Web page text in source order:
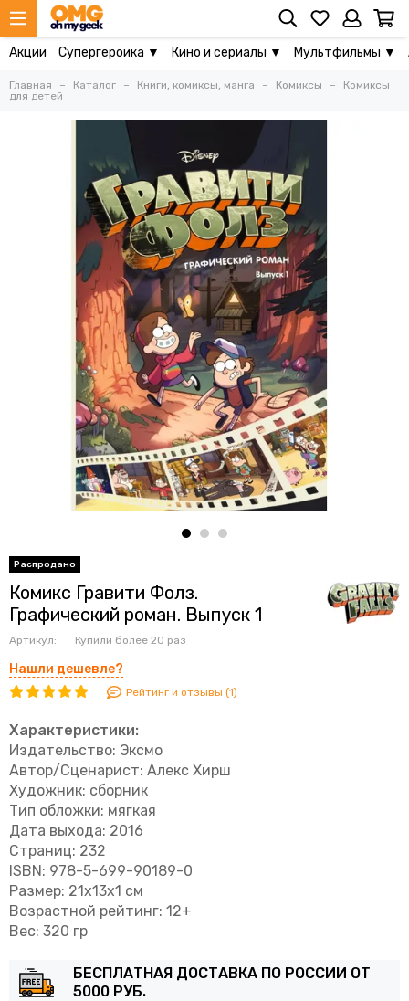
Акции Супергероика ▼ Кино и сериалы ▼ Мультфильмы ▼
Главная Каталог Книги, комиксы, манга Комиксы
Комиксы
для детей
Комикс Гравити Фолз.
Графический роман. Выпуск 1
Артикул: Купили более 20 раз
Нашли дешевле?
Рейтинг и отзывы (1)
Характеристики:
Издательство: Эксмо
Автор/Сценарист: Алекс Хирш
Художник: сборник
Тип обложки: мягкая
Дата выхода: 2016
Страниц: 232
ISBN: 978-5-699-90189-0
Размер: 21x13x1 см
Возрастной рейтинг: 12+
Вес: 320 гр
БЕСПЛАТНАЯ ДОСТАВКА ПО РОССИИ ОТ
5000 РУБ.